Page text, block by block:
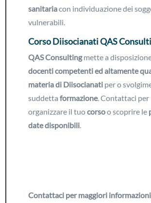
sanitariacon individuazione dei
vulnerabili.
Corso Diisocianati QAS
QAS Consultingmette a
docenti competenti ed altamente
materia di Diisocianati per o
suddettaformazione. Contattaci per
organizzare il tuocorsoo scoprire le
date disponibili
Contattaci per maggiori